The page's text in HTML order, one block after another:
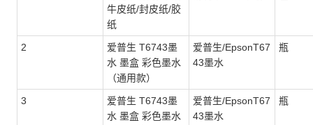
牛皮纸/封皮纸/胶
纸
2
爱普生 T6743墨
水 墨盒 彩色墨水
（通用款）
爱普生/EpsonT67
43墨水
瓶
3
爱普生 T6743墨
水 墨盒 彩色墨水
爱普生/EpsonT67
43墨水
瓶